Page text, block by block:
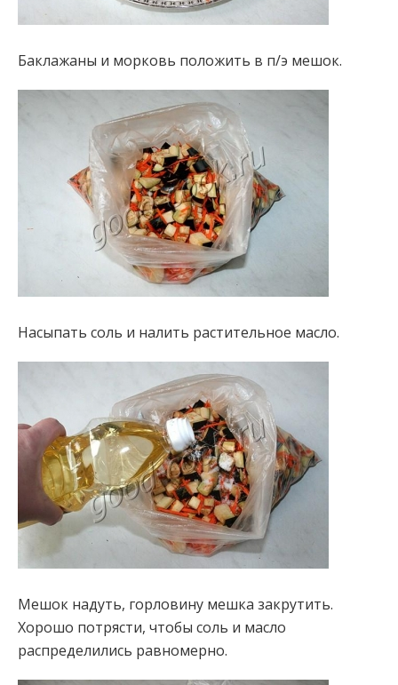
Баклажаны и морковь положить в п/э мешок.
Насыпать соль и налить растительное масло.
Мешок надуть, горловину мешка закрутить.
Хорошо потрясти, чтобы соль и масло
распределились равномерно.